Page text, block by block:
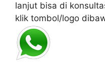
lanjut bisa di
klik tombol/logo